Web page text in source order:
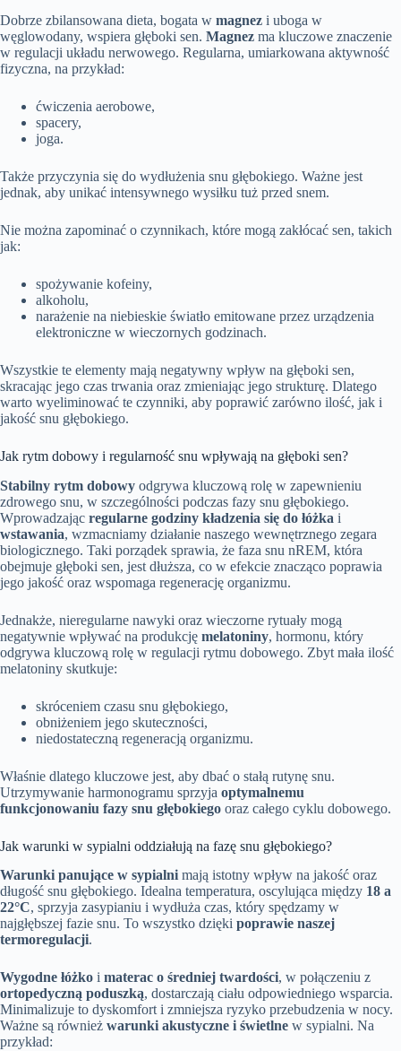
Dobrze zbilansowana dieta, bogata w magnez i uboga w
węglowodany, wspiera głęboki sen. Magnez ma kluczowe znaczenie
w regulacji układu nerwowego. Regularna, umiarkowana aktywność
fizyczna, na przykład:
ćwiczenia aerobowe,
spacery,
joga.
Także przyczynia się do wydłużenia snu głębokiego. Ważne jest
jednak, aby unikać intensywnego wysiłku tuż przed snem.
Nie można zapominać o czynnikach, które mogą zakłócać sen, takich
jak:
spożywanie kofeiny,
alkoholu,
narażenie na niebieskie światło emitowane przez urządzenia
elektroniczne w wieczornych godzinach.
Wszystkie te elementy mają negatywny wpływ na głęboki sen,
skracając jego czas trwania oraz zmieniając jego strukturę. Dlatego
warto wyeliminować te czynniki, aby poprawić zarówno ilość, jak i
jakość snu głębokiego.
Jak rytm dobowy i regularność snu wpływają na głęboki sen?
Stabilny rytm dobowy odgrywa kluczową rolę w zapewnieniu
zdrowego snu, w szczególności podczas fazy snu głębokiego.
Wprowadzając regularne godziny kładzenia się do łóżka i
wstawania, wzmacniamy działanie naszego wewnętrznego zegara
biologicznego. Taki porządek sprawia, że faza snu nREM, która
obejmuje głęboki sen, jest dłuższa, co w efekcie znacząco poprawia
jego jakość oraz wspomaga regenerację organizmu.
Jednakże, nieregularne nawyki oraz wieczorne rytuały mogą
negatywnie wpływać na produkcję melatoniny, hormonu, który
odgrywa kluczową rolę w regulacji rytmu dobowego. Zbyt mała ilość
melatoniny skutkuje:
skróceniem czasu snu głębokiego,
obniżeniem jego skuteczności,
niedostateczną regeneracją organizmu.
Właśnie dlatego kluczowe jest, aby dbać o stałą rutynę snu.
Utrzymywanie harmonogramu sprzyja optymalnemu
funkcjonowaniu fazy snu głębokiego oraz całego cyklu dobowego.
Jak warunki w sypialni oddziałują na fazę snu głębokiego?
Warunki panujące w sypialni mają istotny wpływ na jakość oraz
długość snu głębokiego. Idealna temperatura, oscylująca między 18 a
22°C, sprzyja zasypianiu i wydłuża czas, który spędzamy w
najgłębszej fazie snu. To wszystko dzięki poprawie naszej
termoregulacji.
Wygodne łóżko i materac o średniej twardości, w połączeniu z
ortopedyczną poduszką, dostarczają ciału odpowiedniego wsparcia.
Minimalizuje to dyskomfort i zmniejsza ryzyko przebudzenia w nocy.
Ważne są również warunki akustyczne i świetlne w sypialni. Na
przykład: